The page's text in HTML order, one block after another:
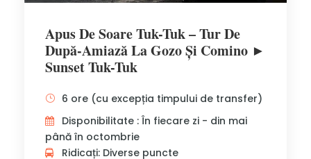
Apus De Soare Tuk-Tuk – Tur De
După-Amiază La Gozo Și Comino ►
Sunset Tuk-Tuk
6 ore (cu excepția timpului de transfer)
Disponibilitate : În fiecare zi - din mai
până în octombrie
Ridicați: Diverse puncte